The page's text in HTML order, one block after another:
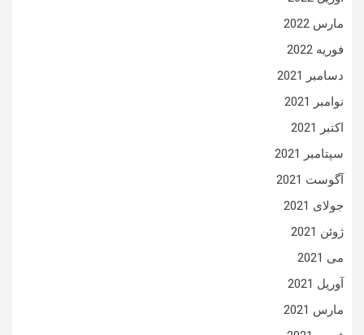
مارس 2022
فوریه 2022
دسامبر 2021
نوامبر 2021
اکتبر 2021
سپتامبر 2021
آگوست 2021
جولای 2021
ژوئن 2021
می 2021
آوریل 2021
مارس 2021